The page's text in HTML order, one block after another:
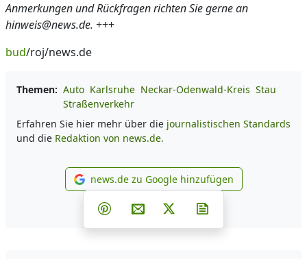
Anmerkungen und Rückfragen richten Sie gerne an
hinweis@news.de. +++
bud/roj/news.de
Themen: Auto Karlsruhe Neckar-Odenwald-Kreis Stau
Straßenverkehr
Erfahren Sie hier mehr über die journalistischen Standards
und die Redaktion von news.de.
news.de zu Google
news.de zu Google hinzufügen
Teilen auf Facebook
Teilen auf Whatsapp
Teilen auf Telegram
Teilen auf Pinterest
Per E-Mail teilen
Post auf X